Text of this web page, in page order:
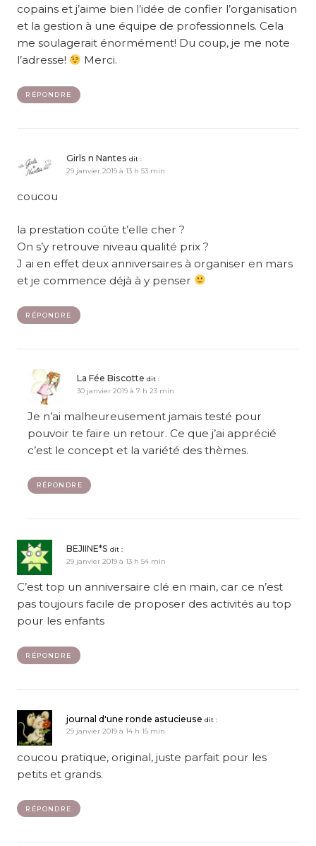
copains et j’aime bien l’idée de confier l’organisation
et la gestion à une équipe de professionnels. Cela
me soulagerait énormément! Du coup, je me note
l’adresse!
Merci.
RÉPONDRE
Girls n Nantes dit :
29 janvier 2019 à 13 h 53 min
coucou
la prestation coûte t’elle cher ?
On s’y retrouve niveau qualité prix ?
J ai en effet deux anniversaires à organiser en mars
et je commence déjà à y penser
RÉPONDRE
La Fée Biscotte dit :
30 janvier 2019 à 7 h 23 min
Je n’ai malheureusement jamais testé pour
pouvoir te faire un retour. Ce que j’ai apprécié
c’est le concept et la variété des thèmes.
RÉPONDRE
BEJIINE*S dit :
29 janvier 2019 à 13 h 54 min
C’est top un anniversaire clé en main, car ce n’est
pas toujours facile de proposer des activités au top
pour les enfants
RÉPONDRE
journal d'une ronde astucieuse dit :
29 janvier 2019 à 14 h 15 min
coucou pratique, original, juste parfait pour les
petits et grands.
RÉPONDRE